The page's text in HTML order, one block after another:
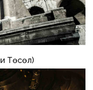
Төсөл)